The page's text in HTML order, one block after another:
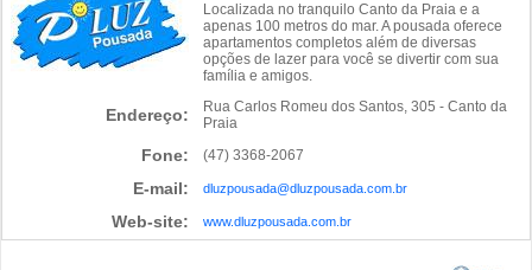
Localizada no tranquilo Canto da Praia e a
apenas 100 metros do mar. A pousada oferece
apartamentos completos além de diversas
opções de lazer para você se divertir com sua
família e amigos.
Endereço:
Rua Carlos Romeu dos Santos, 305 - Canto da
Praia
Fone: (47) 3368-2067
E-mail: dluzpousada@dluzpousada.com.br
Web-site: www.dluzpousada.com.br